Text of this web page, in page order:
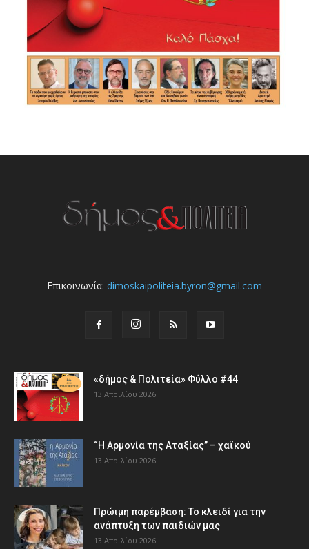
Επικοινωνία: dimoskaipoliteia.byron@gmail.com
«δήμος & Πολιτεία» Φύλλο #44
13 Απριλίου 2026
“Η Αρμονία της Αταξίας” – χαϊκού
13 Απριλίου 2026
Πρώιμη παρέμβαση: Το κλειδί για την
ανάπτυξη των παιδιών µας
13 Απριλίου 2026